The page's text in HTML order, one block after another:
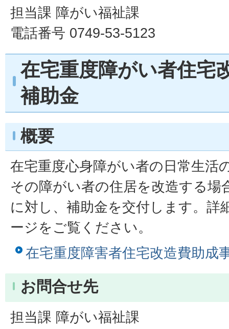
担当課 障がい福祉課
電話番号 0749-53-5123
在宅重度障がい者住宅
補助金
概要
在宅重度心身障がい者の日常生活
その障がい者の住居を改造する場
に対し、補助金を交付します。詳
ージをご覧ください。
在宅重度障害者住宅改造費助成
お問合せ先
担当課 障がい福祉課